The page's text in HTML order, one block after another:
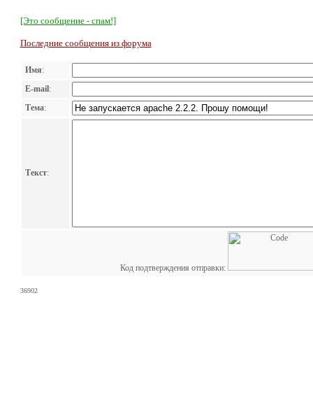
[Это сообщение - спам!]
Последние сообщения из форума
Имя:
E-mail:
Тема:
Текст:
Код подтверждения отправки:
36902